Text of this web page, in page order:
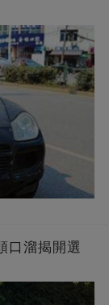
口溜揭開選